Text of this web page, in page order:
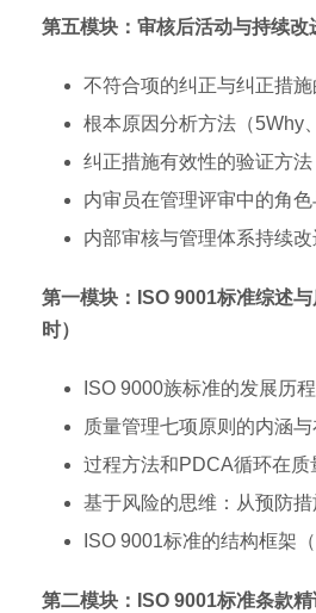
第五模块：审核后活动与持续改
不符合项的纠正与纠正措
根本原因分析方法（5Why
纠正措施有效性的验证方法
内审员在管理评审中的角色
内部审核与管理体系持续
第一模块：ISO 9001标准综述
时）
ISO 9000族标准的发展历
质量管理七项原则的内涵
过程方法和PDCA循环在质
基于风险的思维：从预防
ISO 9001标准的结构框架
第二模块：ISO 9001标准条款精